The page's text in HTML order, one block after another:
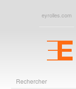
eyrolles.com